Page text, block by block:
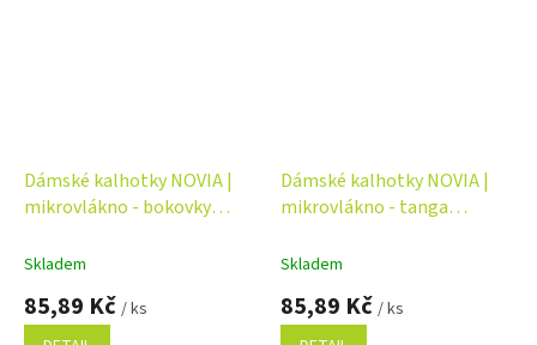
Dámské kalhotky NOVIA |
mikrovlákno - bokovky
Skladem
85,89 Kč / ks
Dámské kalhotky NOVIA |
mikrovlákno - tanga
Skladem
85,89 Kč / ks